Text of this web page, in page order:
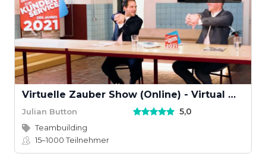
Virtuelle Zauber Show (Online) - Virtual Magic Show
Julian Button 5,0
Teambuilding
15–1000Teilnehmer